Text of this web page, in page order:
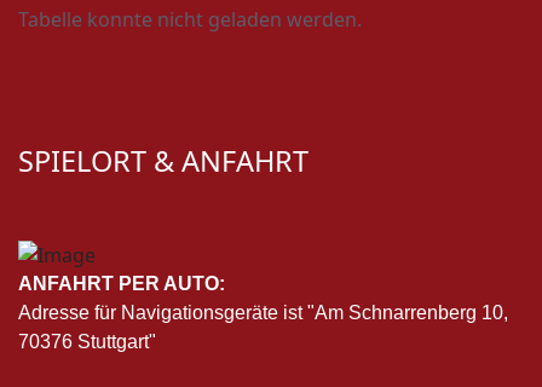
Tabelle konnte nicht geladen werden.
SPIELORT & ANFAHRT
ANFAHRT PER AUTO:
Adresse für Navigationsgeräte ist "Am Schnarrenberg 10,
70376 Stuttgart"